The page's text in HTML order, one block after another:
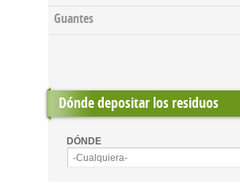
Guantes
Dónde depositar los residuos
DÓNDE
-Cualquiera-